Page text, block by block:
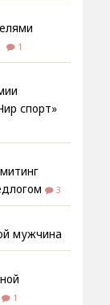
1
спорт»
3
мужчина
1